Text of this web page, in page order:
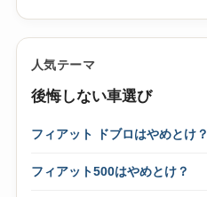
人気テーマ
後悔しない車選び
フィアット ドブロはやめとけ？
フィアット500はやめとけ？